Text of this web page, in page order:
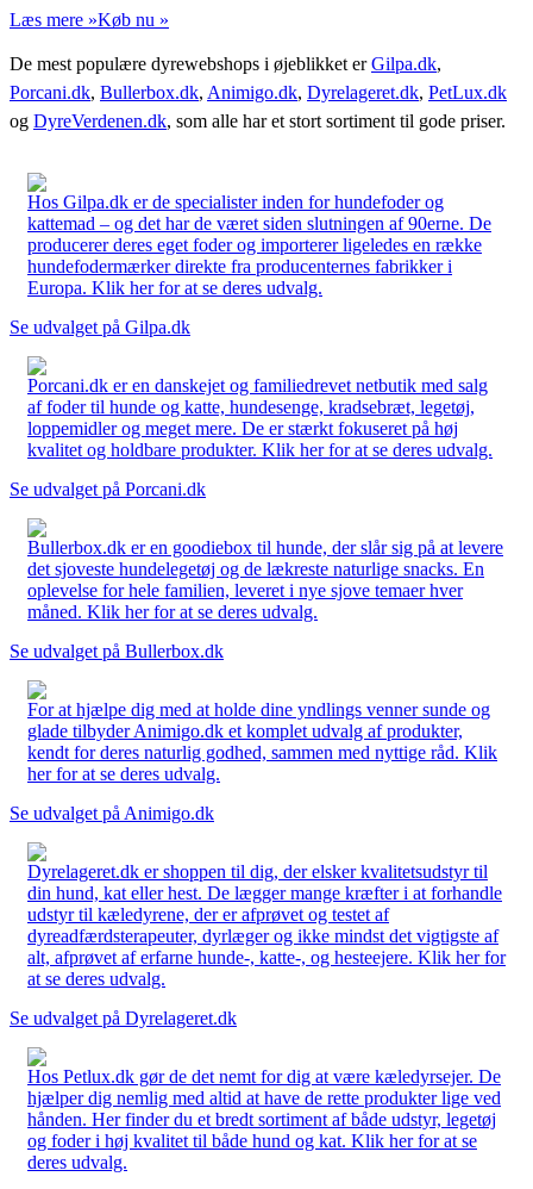
Læs mere »Køb nu »
De mest populære dyrewebshops i øjeblikket erGilpa.dk,
Porcani.dk, Bullerbox.dk, Animigo.dk, Dyrelageret.dk, PetLux.dk
og DyreVerdenen.dk, som alle har et stort sortiment til gode priser.
Hos Gilpa.dk er de specialister inden for hundefoder og
kattemad – og det har de været siden slutningen af 90erne. De
producerer deres eget foder og importerer ligeledes en række
hundefodermærker direkte fra producenternes fabrikker i
Europa. Klik her for at se deres udvalg.
Se udvalget på Gilpa.dk
Porcani.dk er en danskejet og familiedrevet netbutik med salg
af foder til hunde og katte, hundesenge, kradsebræt, legetøj,
loppemidler og meget mere. De er stærkt fokuseret på høj
kvalitet og holdbare produkter. Klik her for at se deres udvalg.
Se udvalget på Porcani.dk
Bullerbox.dk er en goodiebox til hunde, der slår sig på at levere
det sjoveste hundelegetøj og de lækreste naturlige snacks. En
oplevelse for hele familien, leveret i nye sjove temaer hver
måned. Klik her for at se deres udvalg.
Se udvalget på Bullerbox.dk
For at hjælpe dig med at holde dine yndlings venner sunde og
glade tilbyder Animigo.dk et komplet udvalg af produkter,
kendt for deres naturlig godhed, sammen med nyttige råd. Klik
her for at se deres udvalg.
Se udvalget på Animigo.dk
Dyrelageret.dk er shoppen til dig, der elsker kvalitetsudstyr til
din hund, kat eller hest. De lægger mange kræfter i at forhandle
udstyr til kæledyrene, der er afprøvet og testet af
dyreadfærdsterapeuter, dyrlæger og ikke mindst det vigtigste af
alt, afprøvet af erfarne hunde-, katte-, og hesteejere. Klik her for
at se deres udvalg.
Se udvalget på Dyrelageret.dk
Hos Petlux.dk gør de det nemt for dig at være kæledyrsejer. De
hjælper dig nemlig med altid at have de rette produkter lige ved
hånden. Her finder du et bredt sortiment af både udstyr, legetøj
og foder i høj kvalitet til både hund og kat. Klik her for at se
deres udvalg.